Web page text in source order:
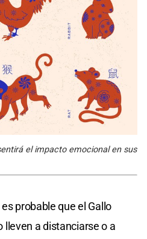
el impacto emocional en sus
probable que el Gallo
a distanciarse o a